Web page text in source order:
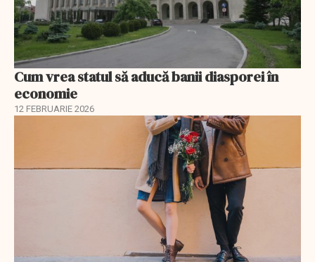
Cum vrea statul să aducă banii diasporei în
economie
12 FEBRUARIE 2026